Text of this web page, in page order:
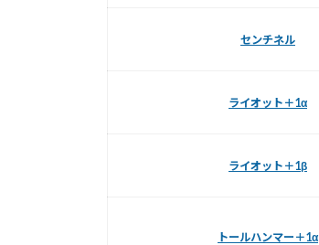
センチネル
ライオット＋1α
ライオット＋1β
トールハンマー＋1α